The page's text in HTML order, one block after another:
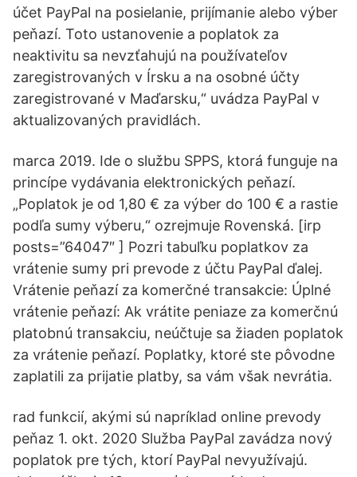
účet PayPal na posielanie, prijímanie alebo výber
peňazí. Toto ustanovenie a poplatok za
neaktivitu sa nevzťahujú na používateľov
zaregistrovaných v Írsku a na osobné účty
zaregistrované v Maďarsku,“ uvádza PayPal v
aktualizovaných pravidlách.
marca 2019. Ide o službu SPPS, ktorá funguje na
princípe vydávania elektronických peňazí.
„Poplatok je od 1,80 € za výber do 100 € a rastie
podľa sumy výberu,“ ozrejmuje Rovenská. [irp
posts=”64047″ ] Pozri tabuľku poplatkov za
vrátenie sumy pri prevode z účtu PayPal ďalej.
Vrátenie peňazí za komerčné transakcie: Úplné
vrátenie peňazí: Ak vrátite peniaze za komerčnú
platobnú transakciu, neúčtuje sa žiaden poplatok
za vrátenie peňazí. Poplatky, ktoré ste pôvodne
zaplatili za prijatie platby, sa vám však nevrátia.
rad funkcií, akými sú napríklad online prevody
peňaz 1. okt. 2020 Služba PayPal zavádza nový
poplatok pre tých, ktorí PayPal nevyužívajú.